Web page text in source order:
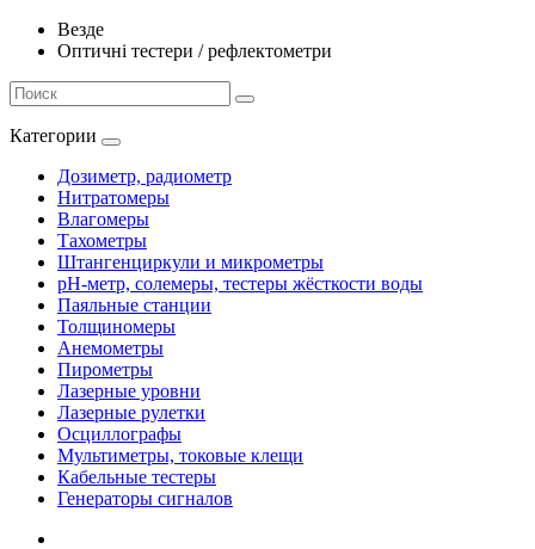
Везде
Оптичні тестери / рефлектометри
Категории
Дозиметр, радиометр
Нитратомеры
Влагомеры
Тахометры
Штангенциркули и микрометры
pH-метр, солемеры, тестеры жёсткости воды
Паяльные станции
Толщиномеры
Анемометры
Пирометры
Лазерные уровни
Лазерные рулетки
Осциллографы
Мультиметры, токовые клещи
Кабельные тестеры
Генераторы сигналов